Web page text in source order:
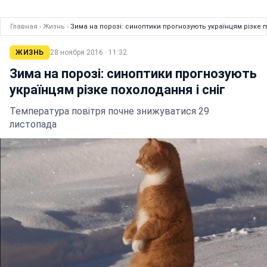
Главная › Жизнь › Зима на порозі: синоптики прогнозують українцям різке
ЖИЗНЬ 28 ноября 2016 · 11:32
Зима на порозі: синоптики прогнозують
українцям різке похолодання і сніг
Температура повітря почне знижуватися 29
листопада